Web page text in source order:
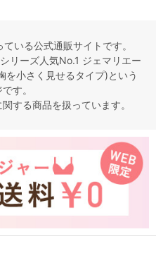
いる公式通販サイトです。
リーズ人気No.1 ジェマリエー
を小さく見せるタイプ)という
す。
関する商品を扱っています。